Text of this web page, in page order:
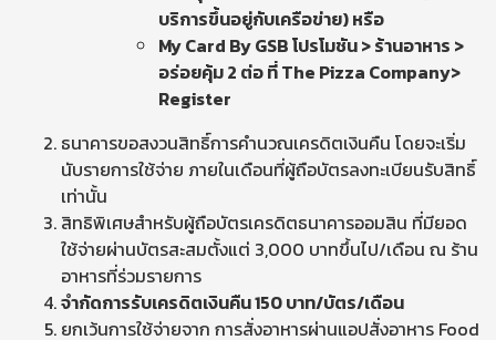
บริการขึ้นอยู่กับเครือข่าย) หรือ
My Card By GSB โปรโมชัน > ร้านอาหาร >
อร่อยคุ้ม 2 ต่อ ที่ The Pizza Company>
Register
ธนาคารขอสงวนสิทธิ์การคำนวณเครดิตเงินคืน โดยจะเริ่ม
นับรายการใช้จ่าย ภายในเดือนที่ผู้ถือบัตรลงทะเบียนรับสิทธิ์
เท่านั้น
สิทธิพิเศษสำหรับผู้ถือบัตรเครดิตธนาคารออมสิน ที่มียอด
ใช้จ่ายผ่านบัตรสะสมตั้งแต่ 3,000 บาทขึ้นไป/เดือน ณ ร้าน
อาหารที่ร่วมรายการ
จำกัดการรับเครดิตเงินคืน150 บาท/บัตร/เดือน
ยกเว้นการใช้จ่ายจาก การสั่งอาหารผ่านแอปสั่งอาหาร Food